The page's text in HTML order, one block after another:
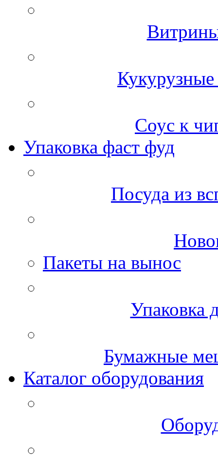
Соус к
Упаковка фаст фуд
Посуда из
Пакеты на вынос
Упаковка
Бумажные
Каталог оборудования